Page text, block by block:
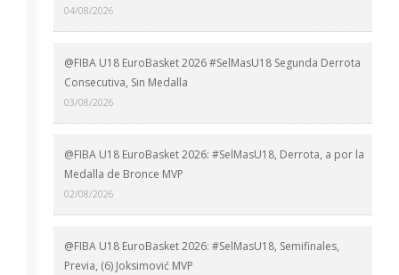
04/08/2026
@FIBA U18 EuroBasket 2026 #SelMasU18 Segunda Derrota
Consecutiva, Sin Medalla
03/08/2026
@FIBA U18 EuroBasket 2026: #SelMasU18, Derrota, a por la
Medalla de Bronce MVP
02/08/2026
@FIBA U18 EuroBasket 2026: #SelMasU18, Semifinales,
Previa, (6) Joksimović MVP